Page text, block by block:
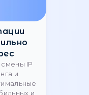
Тестирование
чистоты IP
Узнайте больше!
2026 09:34